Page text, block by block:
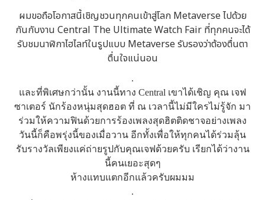
ผมขอถือโอกาสนี้เชิญชวนทุกคนเข้าสู่โลก Metaverse ไปด้วย
กันกับงาน Central The Ultimate Watch Fair ที่ทุกคนจะได้
รับชมนาฬิกาไฮไลท์ในรูปแบบ Metaverse รับรองว่าต้องตื่นตา
ตื่นใจแน่นอน
.
และที่พิเศษกว่านั้น งานนี้ทาง Central เขาได้เชิญ คุณ เจฟ
ซาเตอร์ นักร้องหนุ่มสุดฮอต ที่ ณ เวลานี้ไม่มีใครไม่รู้จัก มา
ร่วมให้ความฟินด้วยการร้องเพลงสุดฮิตติดชาจอย่างเพลง
วันนี้ก็คือพรุ่งนี้ของเมื่อวาน อีกทั้งเพื่อให้ทุกคนได้ร่วมลุ้น
รับรางวัลเพียงแค่ถ่ายรูปกับคุณเจฟด้วยครับ เรียกได้ว่างาน
นี้คนเยอะสุดๆ
ห้างแทบแตกอีกแล้วครับผมมม
.